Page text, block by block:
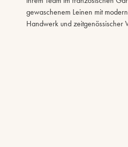
gewaschenem Leinen mit
Handwerk und zeitgenössischer